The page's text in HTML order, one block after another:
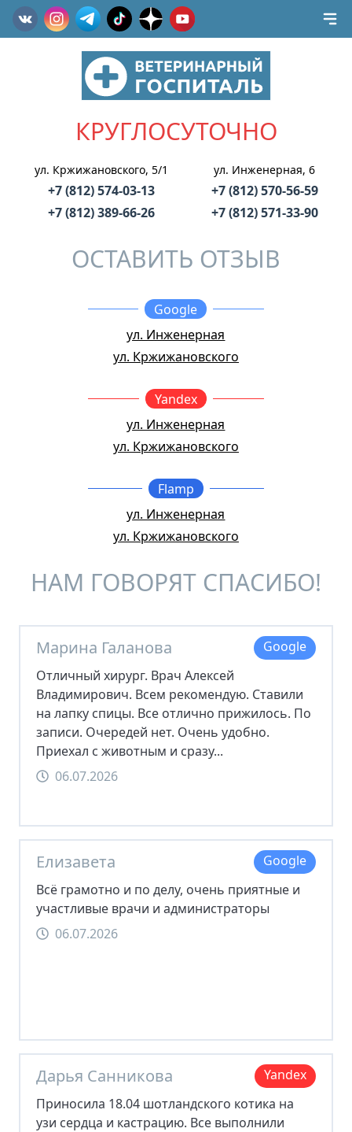
КРУГЛОСУТОЧНО
ул. Кржижановского, 5/1
+7 (812) 574-03-13
+7 (812) 389-66-26
ул. Инженерная, 6
+7 (812) 570-56-59
+7 (812) 571-33-90
ОСТАВИТЬ ОТЗЫВ
Google
ул. Инженерная
ул. Кржижановского
Yandex
ул. Инженерная
ул. Кржижановского
Flamp
ул. Инженерная
ул. Кржижановского
НАМ ГОВОРЯТ СПАСИБО!
Марина Галанова
Google
Отличный хирург. Врач Алексей
Владимирович. Всем рекомендую. Ставили
на лапку спицы. Все отлично прижилось. По
записи. Очередей нет. Очень удобно.
Приехал с животным и сразу...
06.07.2026
Елизавета
Google
Всё грамотно и по делу, очень приятные и
участливые врачи и администраторы
06.07.2026
Дарья Санникова
Yandex
Приносила 18.04 шотландского котика на
узи сердца и кастрацию. Все выполнили